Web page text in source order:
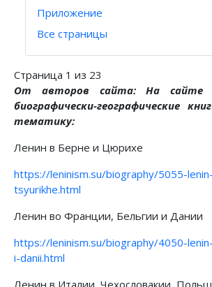
Приложение
Все страницы
Страница 1 из 23
От авторов сайта: На сайте
биографически-географические
тематику:
Ленин в Берне и Цюрихе
https://leninism.su/biography/5055-
tsyurikhe.html
Ленин во Франции, Бельгии и Дании
https://leninism.su/biography/4050-
i-danii.html